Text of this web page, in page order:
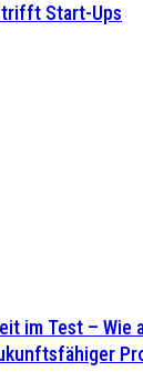
trifft Start-Ups
im Test – Wie